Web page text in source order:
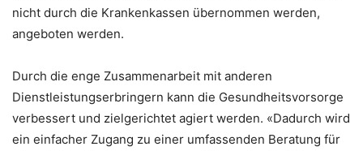
nicht durch die Krankenkassen übernommen werden,
angeboten werden.
Durch die enge Zusammenarbeit mit anderen
Dienstleistungserbringern kann die Gesundheitsvorsorge
verbessert und zielgerichtet agiert werden. «Dadurch wird
ein einfacher Zugang zu einer umfassenden Beratung für